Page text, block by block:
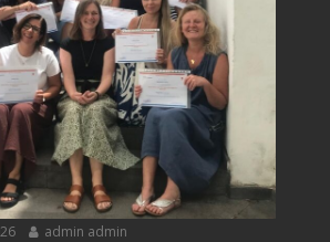
admin admin